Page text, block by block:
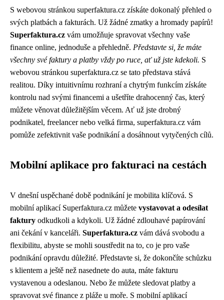
S webovou stránkou superfaktura.cz získáte dokonalý přehled o
svých platbách a fakturách. Už žádné zmatky a hromady papírů!
Superfaktura.cz vám umožňuje spravovat všechny vaše
finance online, jednoduše a přehledně. Představte si, že máte
všechny své faktury a platby vždy po ruce, ať už jste kdekoli. S
webovou stránkou superfaktura.cz se tato představa stává
realitou. Díky intuitivnímu rozhraní a chytrým funkcím získáte
kontrolu nad svými financemi a ušetříte drahocenný čas, který
můžete věnovat důležitějším věcem. Ať už jste drobný
podnikatel, freelancer nebo velká firma, superfaktura.cz vám
pomůže zefektivnit vaše podnikání a dosáhnout vytyčených cílů.
Mobilní aplikace pro fakturaci na cestách
V dnešní uspěchané době podnikání je mobilita klíčová. S
mobilní aplikací Superfaktura.cz můžete vystavovat a odesílat
faktury odkudkoli a kdykoli. Už žádné zdlouhavé papírování
ani čekání v kanceláři. Superfaktura.cz vám dává svobodu a
flexibilitu, abyste se mohli soustředit na to, co je pro vaše
podnikání opravdu důležité. Představte si, že dokončíte schůzku
s klientem a ještě než nasednete do auta, máte fakturu
vystavenou a odeslanou. Nebo že můžete sledovat platby a
spravovat své finance z pláže u moře. S mobilní aplikací